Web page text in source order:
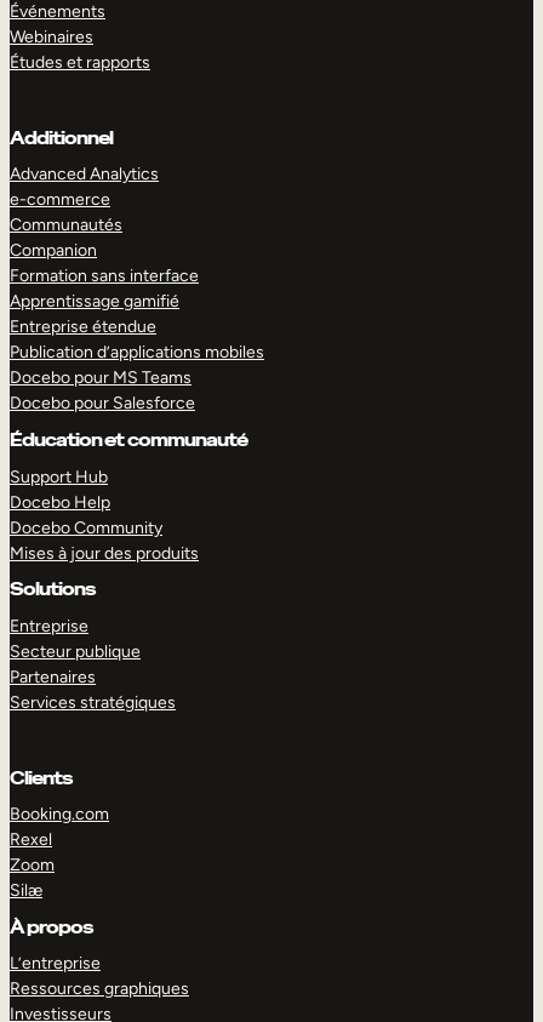
Événements
Webinaires
Études et rapports
Additionnel
Advanced Analytics
e-commerce
Communautés
Companion
Formation sans interface
Apprentissage gamifié
Entreprise étendue
Publication d’applications mobiles
Docebo pour MS Teams
Docebo pour Salesforce
Éducation et communauté
Support Hub
Docebo Help
Docebo Community
Mises à jour des produits
Solutions
Entreprise
Secteur publique
Partenaires
Services stratégiques
Clients
Booking.com
Rexel
Zoom
Silæ
À propos
L’entreprise
Ressources graphiques
Investisseurs